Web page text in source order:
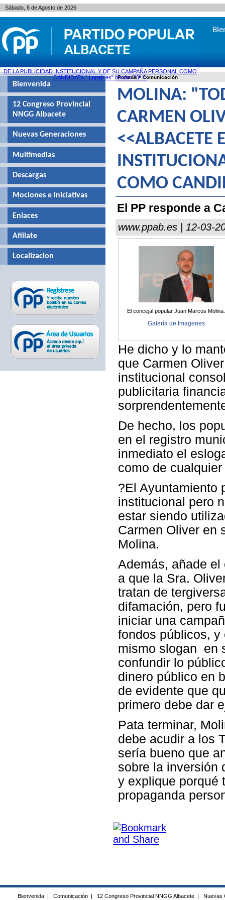
Portada> Comunicación
MOLINA:
CARMEN
<<ALBACETE
COMO
El PP responde a
www.ppab.es | 12-03-
El concejal popular Juan Marcos Molina.
Galería de Imagenes
He dicho y lo
que Carmen
institucional
publicitaria
De hecho, los
en el registro
inmediato el
como de
?El Ayuntamiento
institucional pero
estar siendo
Carmen Oliver en
Molina.
Además, añade
a que la Sra.
tratan de
difamación, pero
iniciar una
fondos públicos, y
mismo slogan en
confundir lo
dinero público en
de evidente que
primero debe dar
Pata terminar,
debe acudir a los
sería bueno que
sobre la inversión
y explique porqué
propaganda
Bienvenida
12 Congreso Provincial
NNGG Albacete
Nuevas Generaciones
Multimedias
Descargas
Mociones e iniciativas
Enlaces
Afíliate
Localizacion
Sábado, 8 de Agosto de 2026
>
DE LA PUBLICIDAD INSTITUCIONAL Y DE SU CAMPAÑA PERSONAL COMO
CANDIDATA." | ppab.es" border="0" />
Bienvenida | Comunicación | 12 Congreso Provincial NNGG Albacete |
Nuevas